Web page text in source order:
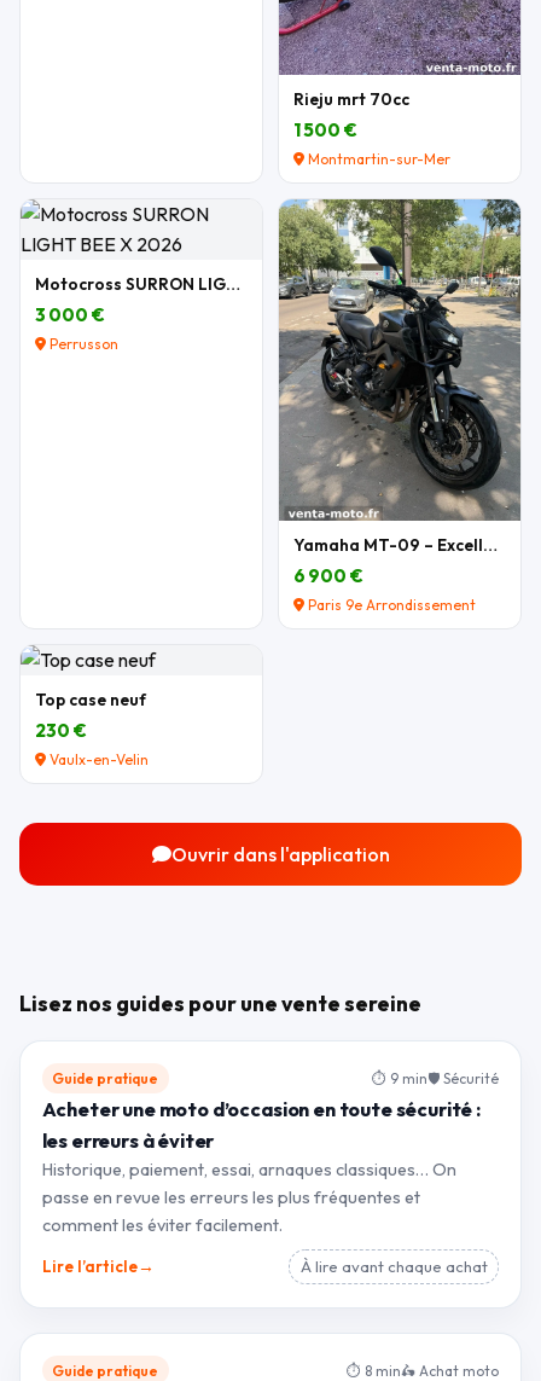
Rieju mrt 70cc
1 500 €
Montmartin-sur-Mer
Motocross SURRON LIGHT BEE X 2026
3 000 €
Perrusson
Yamaha MT-09 – Excellent état – Nombreux équipemen
6 900 €
Paris 9e Arrondissement
Top case neuf
230 €
Vaulx-en-Velin
Ouvrir dans l'application
Lisez nos guides pour une vente sereine
Guide pratique ⏱ 9 min🛡 Sécurité
Acheter une moto d’occasion en toute sécurité :
les erreurs à éviter
Historique, paiement, essai, arnaques classiques… On
passe en revue les erreurs les plus fréquentes et
comment les éviter facilement.
Lire l’article→ À lire avant chaque achat
Guide pratique ⏱ 8 min🛵 Achat moto